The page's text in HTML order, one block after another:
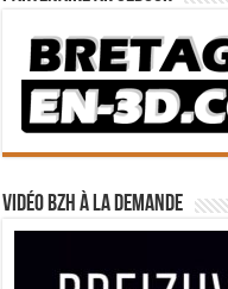
Vidéo BZH à la demande